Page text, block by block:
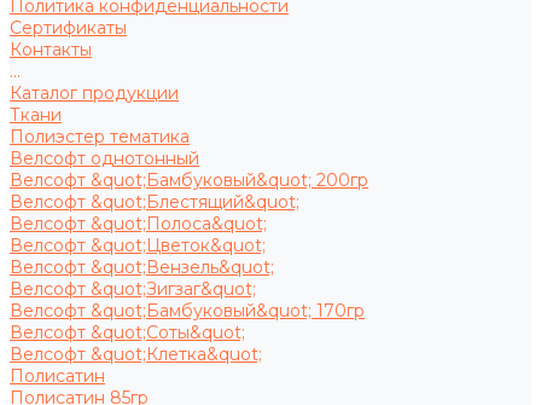
Политика конфиденциальности
Сертификаты
Контакты
...
Каталог продукции
Ткани
Полиэстер тематика
Велсофт однотонный
Велсофт &quot;Бамбуковый&quot; 200гр
Велсофт &quot;Блестящий&quot;
Велсофт &quot;Полоса&quot;
Велсофт &quot;Цветок&quot;
Велсофт &quot;Вензель&quot;
Велсофт &quot;Зигзаг&quot;
Велсофт &quot;Бамбуковый&quot; 170гр
Велсофт &quot;Соты&quot;
Велсофт &quot;Клетка&quot;
Полисатин
Полисатин 85гр